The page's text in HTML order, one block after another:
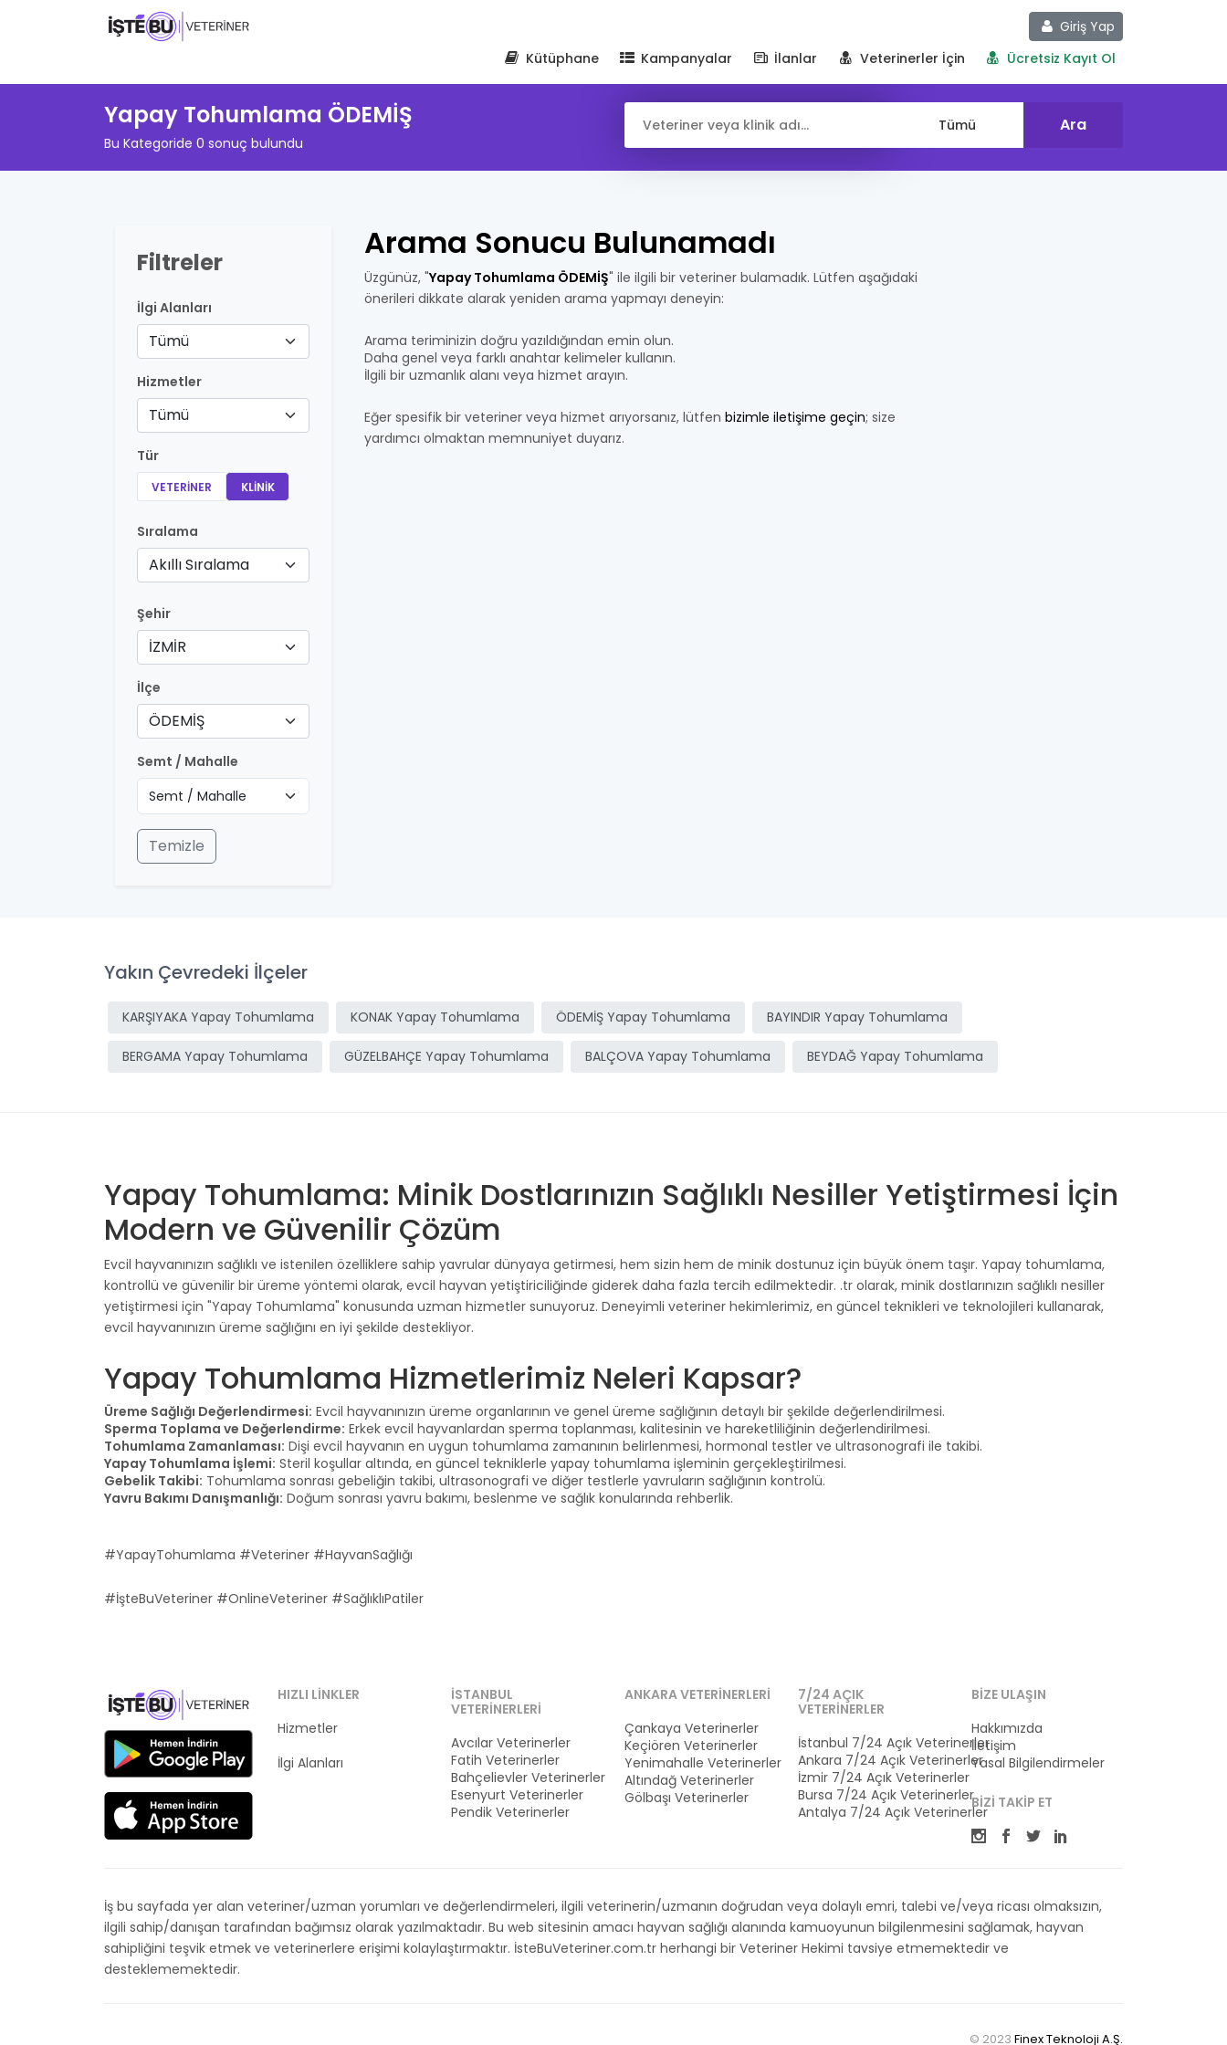
Giriş Yap
Kütüphane
Kampanyalar İlanlar Veterinerler İçin Ücretsiz Kayıt Ol
Yapay Tohumlama ÖDEMİŞ
Bu Kategoride 0 sonuç bulundu
Filtreler
İlgi Alanları
Tümü
Hizmetler
Tümü
Tür
VETERINER KLINIK
Sıralama
Akıllı Sıralama
Şehir
İZMİR
İlçe
ÖDEMİŞ
Semt / Mahalle
Temizle
Arama Sonucu Bulunamadı
Üzgünüz, "Yapay Tohumlama ÖDEMİŞ" ile ilgili bir veteriner bulamadık. Lütfen aşağıdaki
önerileri dikkate alarak yeniden arama yapmayı deneyin:
Arama teriminizin doğru yazıldığından emin olun.
Daha genel veya farklı anahtar kelimeler kullanın.
İlgili bir uzmanlık alanı veya hizmet arayın.
Eğer spesifik bir veteriner veya hizmet arıyorsanız, lütfen bizimle iletişime geçin; size
yardımcı olmaktan memnuniyet duyarız.
Yakın Çevredeki İlçeler
KARŞIYAKA Yapay Tohumlama KONAK Yapay Tohumlama ÖDEMİŞ Yapay Tohumlama BAYINDIR Yapay Tohumlama
BERGAMA Yapay Tohumlama GÜZELBAHÇE Yapay Tohumlama BALÇOVA Yapay Tohumlama BEYDAĞ Yapay Tohumlama
Yapay Tohumlama: Minik Dostlarınızın Sağlıklı Nesiller Yetiştirmesi İçin
Modern ve Güvenilir Çözüm
Evcil hayvanınızın sağlıklı ve istenilen özelliklere sahip yavrular dünyaya getirmesi, hem sizin hem de minik dostunuz için büyük önem taşır. Yapay tohumlama,
kontrollü ve güvenilir bir üreme yöntemi olarak, evcil hayvan yetiştiriciliğinde giderek daha fazla tercih edilmektedir. .tr olarak, minik dostlarınızın sağlıklı nesiller
yetiştirmesi için "Yapay Tohumlama" konusunda uzman hizmetler sunuyoruz. Deneyimli veteriner hekimlerimiz, en güncel teknikleri ve teknolojileri kullanarak,
evcil hayvanınızın üreme sağlığını en iyi şekilde destekliyor.
Yapay Tohumlama Hizmetlerimiz Neleri Kapsar?
Üreme Sağlığı Değerlendirmesi: Evcil hayvanınızın üreme organlarının ve genel üreme sağlığının detaylı bir şekilde değerlendirilmesi.
Sperma Toplama ve Değerlendirme: Erkek evcil hayvanlardan sperma toplanması, kalitesinin ve hareketliliğinin değerlendirilmesi.
Tohumlama Zamanlaması: Dişi evcil hayvanın en uygun tohumlama zamanının belirlenmesi, hormonal testler ve ultrasonografi ile takibi.
Yapay Tohumlama İşlemi: Steril koşullar altında, en güncel tekniklerle yapay tohumlama işleminin gerçekleştirilmesi.
Gebelik Takibi: Tohumlama sonrası gebeliğin takibi, ultrasonografi ve diğer testlerle yavruların sağlığının kontrolü.
Yavru Bakımı Danışmanlığı: Doğum sonrası yavru bakımı, beslenme ve sağlık konularında rehberlik.
#YapayTohumlama #Veteriner #HayvanSağlığı
#İşteBuVeteriner #OnlineVeteriner #SağlıklıPatiler
HIZLI LINKLER
Hizmetler
İlgi Alanları
İSTANBUL
VETERINERLERI
Avcılar Veterinerler
Fatih Veterinerler
Bahçelievler Veterinerler
Esenyurt Veterinerler
Pendik Veterinerler
ANKARA VETERINERLERI
Çankaya Veterinerler
Keçiören Veterinerler
Yenimahalle Veterinerler
Altındağ Veterinerler
Gölbaşı Veterinerler
7/24 AÇIK
VETERINERLER
İstanbul 7/24 Açık Veterinerler
Ankara 7/24 Açık Veterinerler
İzmir 7/24 Açık Veterinerler
Bursa 7/24 Açık Veterinerler
Antalya 7/24 Açık Veterinerler
BIZE ULAŞIN
Hakkımızda
İletişim
Yasal Bilgilendirmeler
BIZI TAKIP ET
İş bu sayfada yer alan veteriner/uzman yorumları ve değerlendirmeleri, ilgili veterinerin/uzmanın doğrudan veya dolaylı emri, talebi ve/veya ricası olmaksızın,
ilgili sahip/danışan tarafından bağımsız olarak yazılmaktadır. Bu web sitesinin amacı hayvan sağlığı alanında kamuoyunun bilgilenmesini sağlamak, hayvan
sahipliğini teşvik etmek ve veterinerlere erişimi kolaylaştırmaktır. İsteBuVeteriner.com.tr herhangi bir Veteriner Hekimi tavsiye etmemektedir ve
desteklememektedir.
© 2023 Finex Teknoloji A.Ş.